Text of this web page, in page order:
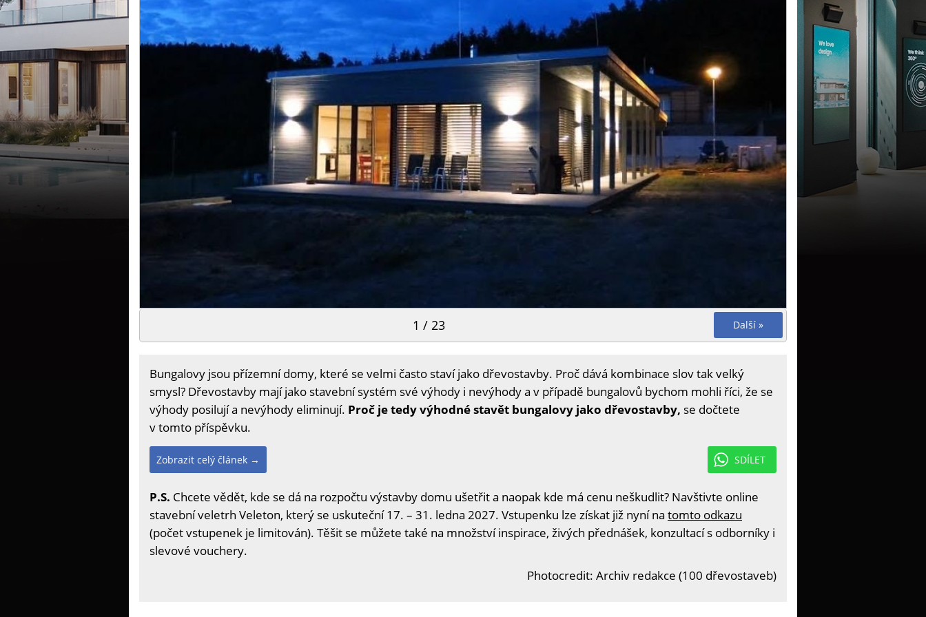
Další »
1 / 23
Bungalovy jsou přízemní domy, které se velmi často staví jako dřevostavby. Proč dává kombinace slov tak velký
smysl? Dřevostavby mají jako stavební systém své výhody i nevýhody a v případě bungalovů bychom mohli říci, že se
výhody posilují a nevýhody eliminují. Proč je tedy výhodné stavět bungalovy jako dřevostavby, se dočtete
v tomto příspěvku.
SDÍLET
Zobrazit celý článek →
P.S. Chcete vědět, kde se dá na rozpočtu výstavby domu ušetřit a naopak kde má cenu neškudlit? Navštivte online
stavební veletrh Veleton, který se uskuteční 17. – 31. ledna 2027. Vstupenku lze získat již nyní na tomto odkazu
(počet vstupenek je limitován). Těšit se můžete také na množství inspirace, živých přednášek, konzultací s odborníky i
slevové vouchery.
Photocredit: Archiv redakce (100 dřevostaveb)